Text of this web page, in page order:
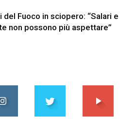
del Fuoco in sciopero: “Salari e
non possono più aspettare”